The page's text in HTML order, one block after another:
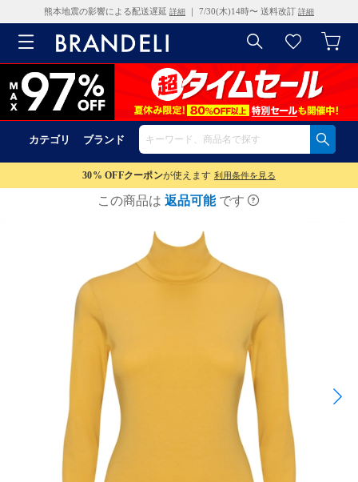
熊本地震の影響による配送遅延 詳細 ｜ 7/30(木)14時〜 送料改訂 詳細
カテゴリ ブランド
30% OFFクーポンが使えます 利用条件を見る
この商品は 返品可能 です